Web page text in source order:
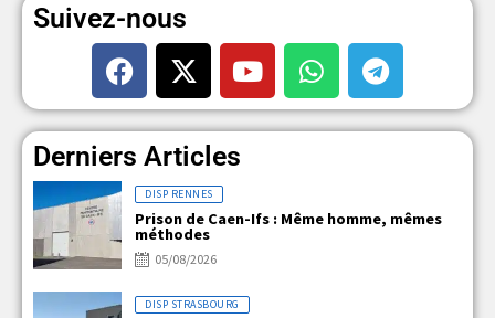
Suivez-nous
Derniers Articles
DISP RENNES
Prison de Caen-Ifs : Même homme, mêmes
méthodes
05/08/2026
DISP STRASBOURG